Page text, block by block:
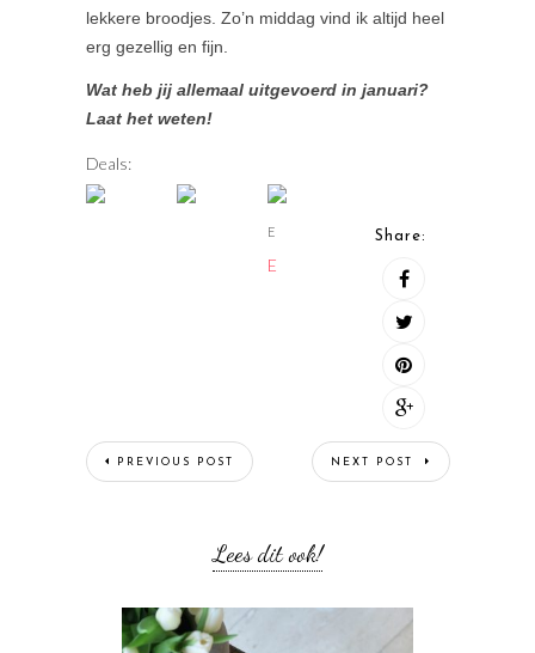
lekkere broodjes. Zo’n middag vind ik altijd heel
erg gezellig en fijn.
Wat heb jij allemaal uitgevoerd in januari?
Laat het weten!
Deals:
E
E
Share:
PREVIOUS POST NEXT POST
Lees dit ook!